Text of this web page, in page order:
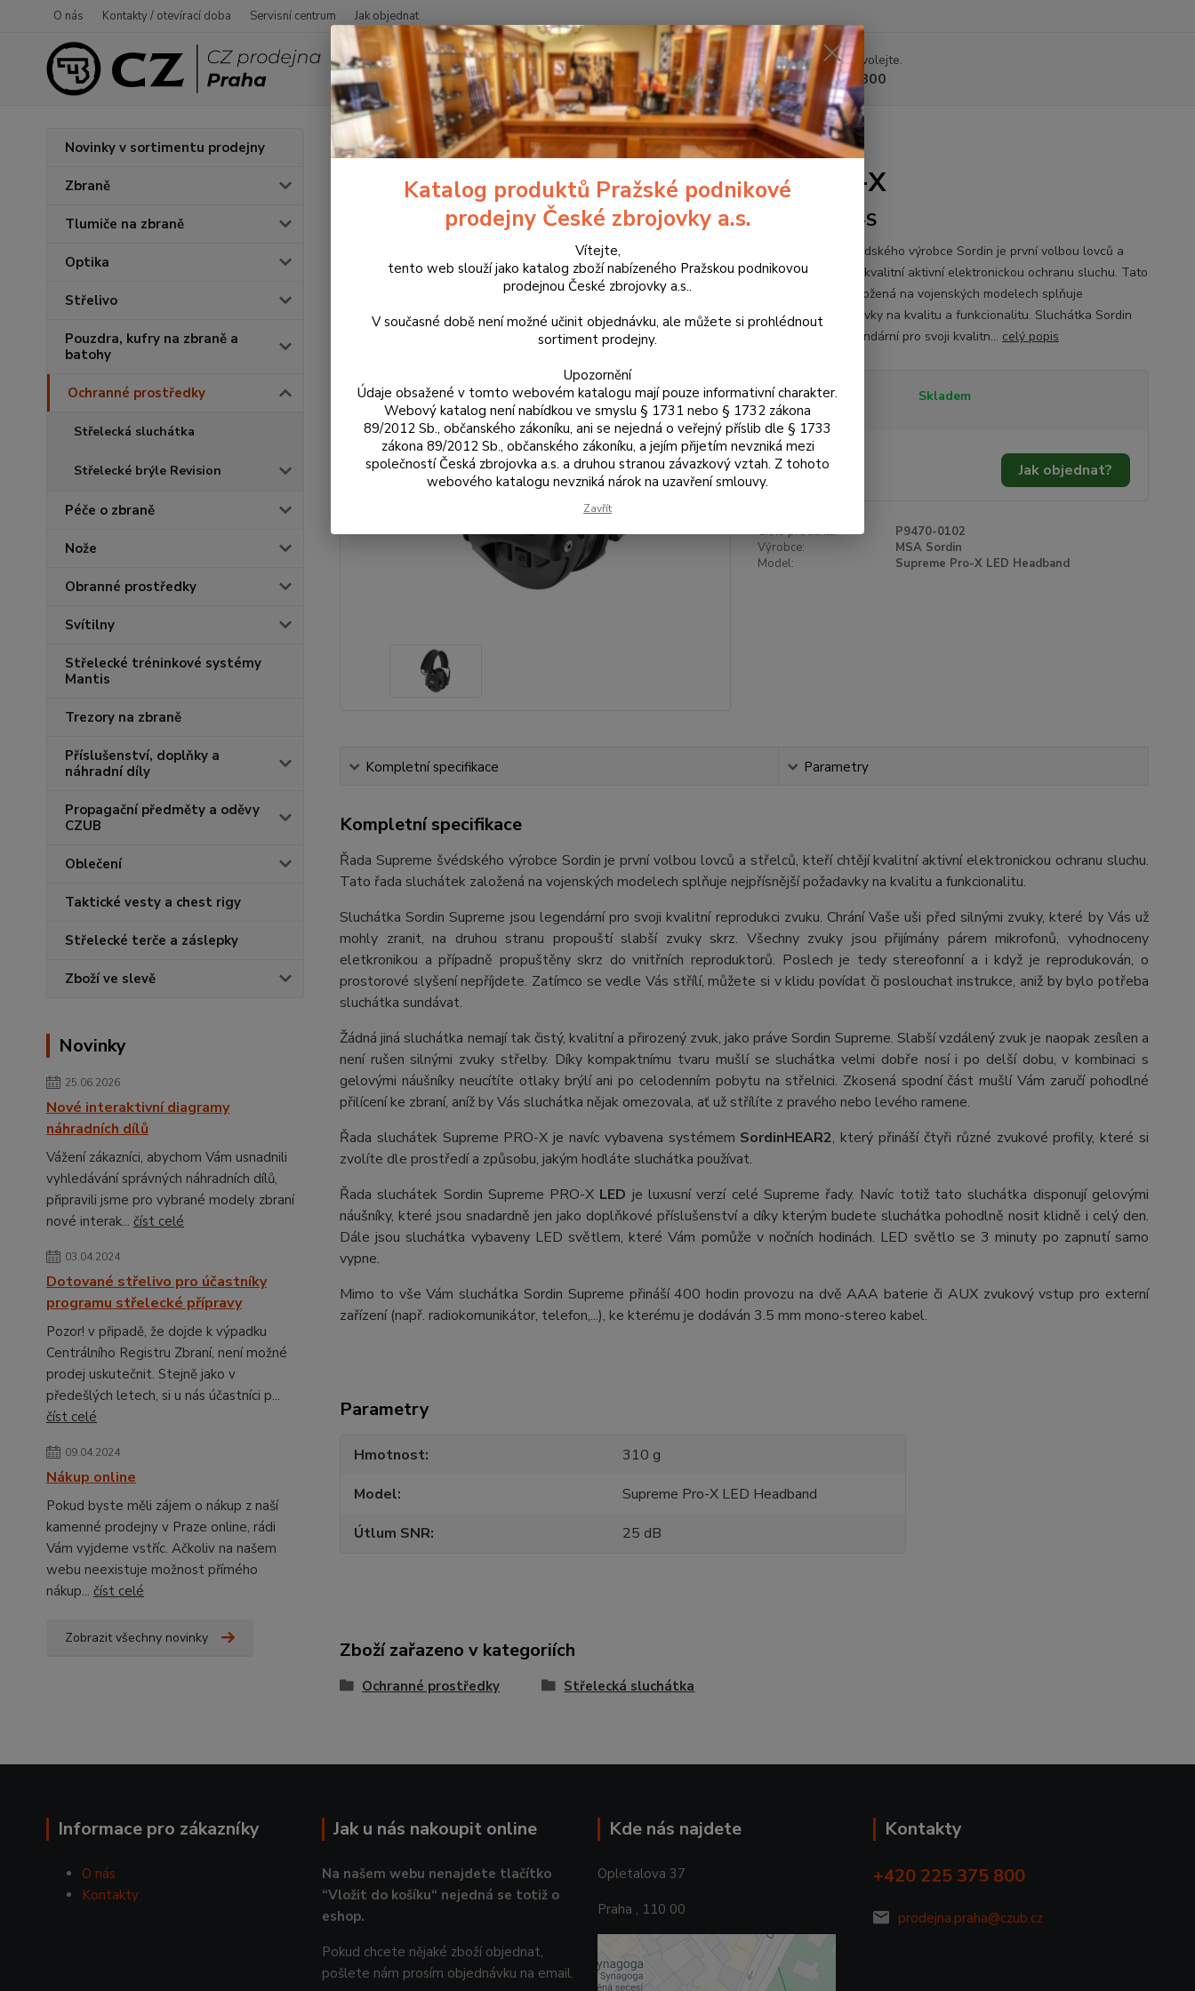
O nás Kontakty / otevírací doba Servisní centrum Jak objednat
Hledat Nevíte si rady? Zavolejte.
+420 225 375 800
Novinky v sortimentu prodejny
Zbraně
Tlumiče na zbraně
Optika
Střelivo
Pouzdra, kufry na zbraně a
batohy
Ochranné prostředky
Střelecká sluchátka
Střelecké brýle Revision
Péče o zbraně
Nože
Obranné prostředky
Svítilny
Střelecké tréninkové systémy
Mantis
Trezory na zbraně
Příslušenství, doplňky a
náhradní díly
Propagační předměty a oděvy
CZUB
Oblečení
Taktické vesty a chest rigy
Střelecké terče a záslepky
Zboží ve slevě
Novinky
25.06.2026
Nové interaktivní diagramy
náhradních dílů
Vážení zákazníci, abychom Vám usnadnili
vyhledávání správných náhradních dílů,
připravili jsme pro vybrané modely zbraní
nové interak... číst celé
03.04.2024
Dotované střelivo pro účastníky
programu střelecké přípravy
Pozor! v připadě, že dojde k výpadku
Centrálního Registru Zbraní, není možné
prodej uskutečnit. Stejně jako v
předešlých letech, si u nás účastníci p...
číst celé
09.04.2024
Nákup online
Pokud byste měli zájem o nákup z naší
kamenné prodejny v Praze online, rádi
Vám vyjdeme vstříc. Ačkoliv na našem
webu neexistuje možnost přímého
nákup... číst celé
Zobrazit všechny novinky
Úvod Ochranné prostředky Střelecká sluchátka Sordin Supreme PRO-X
Střelecká sluchátka Sordin Supreme PRO-X
75302-X-13-S
Řada Supreme švédského výrobce Sordin je první volbou lovců a
střelců, kteří chtějí kvalitní aktivní elektronickou ochranu sluchu. Tato
řada sluchátek založená na vojenských modelech splňuje
nejpřísnější požadavky na kvalitu a funkcionalitu. Sluchátka Sordin
Supreme jsou legendární pro svoji kvalitn... celý popis
Dostupnost Skladem
7 760 Kč Jak objednat?
Číslo produktu:
P9470-0102
Výrobce:
MSA Sordin
Model:
Supreme Pro-X LED Headband
Kompletní specifikace Parametry
Kompletní specifikace
Řada Supreme švédského výrobce Sordin je první volbou lovců a střelců, kteří chtějí kvalitní aktivní elektronickou ochranu sluchu.
Tato řada sluchátek založená na vojenských modelech splňuje nejpřísnější požadavky na kvalitu a funkcionalitu.
Sluchátka Sordin Supreme jsou legendární pro svoji kvalitní reprodukci zvuku. Chrání Vaše uši před silnými zvuky, které by Vás už
mohly zranit, na druhou stranu propouští slabší zvuky skrz. Všechny zvuky jsou přijímány párem mikrofonů, vyhodnoceny
eletkronikou a případně propuštěny skrz do vnitřních reproduktorů. Poslech je tedy stereofonní a i když je reprodukován, o
prostorové slyšení nepříjdete. Zatímco se vedle Vás střílí, můžete si v klidu povídat či poslouchat instrukce, aniž by bylo potřeba
sluchátka sundávat.
Žádná jiná sluchátka nemají tak čistý, kvalitní a přirozený zvuk, jako práve Sordin Supreme. Slabší vzdálený zvuk je naopak zesílen a
není rušen silnými zvuky střelby. Díky kompaktnímu tvaru mušlí se sluchátka velmi dobře nosí i po delší dobu, v kombinaci s
gelovými náušníky neucítíte otlaky brýlí ani po celodenním pobytu na střelnici. Zkosená spodní část mušlí Vám zaručí pohodlné
přilícení ke zbraní, aníž by Vás sluchátka nějak omezovala, ať už střílíte z pravého nebo levého ramene.
Řada sluchátek Supreme PRO-X je navíc vybavena systémem SordinHEAR2, který přináší čtyři různé zvukové profily, které si
zvolíte dle prostředí a způsobu, jakým hodláte sluchátka používat.
Řada sluchátek Sordin Supreme PRO-X LED je luxusní verzí celé Supreme řady. Navíc totiž tato sluchátka disponují gelovými
náušníky, které jsou snadardně jen jako doplňkové příslušenství a díky kterým budete sluchátka pohodlně nosit klidně i celý den.
Dále jsou sluchátka vybaveny LED světlem, které Vám pomůže v nočních hodinách. LED světlo se 3 minuty po zapnutí samo
vypne.
Mimo to vše Vám sluchátka Sordin Supreme přináší 400 hodin provozu na dvě AAA baterie či AUX zvukový vstup pro externí
zařízení (např. radiokomunikátor, telefon,...), ke kterému je dodáván 3.5 mm mono-stereo kabel.
Parametry
Hmotnost
310 g
Model
Supreme Pro-X LED Headband
Útlum SNR
25 dB
Zboží zařazeno v kategoriích
Ochranné prostředky Střelecká sluchátka
Informace pro zákazníky
O nás
Kontakty
Jak u nás nakoupit online
Na našem webu nenajdete tlačítko
“Vložit do košíku“ nejedná se totiž o
eshop.
Pokud chcete nějaké zboží objednat,
pošlete nám prosím objednávku na email.
Kde nás najdete
Opletalova 37
Praha , 110 00
Kontakty
+420 225 375 800
prodejna.praha@czub.cz
Katalog produktů Pražské podnikové
prodejny České zbrojovky a.s.
Vítejte,
tento web slouží jako katalog zboží nabízeného Pražskou podnikovou
prodejnou České zbrojovky a.s..
V současné době není možné učinit objednávku, ale můžete si prohlédnout
sortiment prodejny.
Upozornění
Údaje obsažené v tomto webovém katalogu mají pouze informativní charakter.
Webový katalog není nabídkou ve smyslu § 1731 nebo § 1732 zákona
89/2012 Sb., občanského zákoníku, ani se nejedná o veřejný příslib dle § 1733
zákona 89/2012 Sb., občanského zákoníku, a jejím přijetím nevzniká mezi
společností Česká zbrojovka a.s. a druhou stranou závazkový vztah. Z tohoto
webového katalogu nevzniká nárok na uzavření smlouvy.
Zavřít